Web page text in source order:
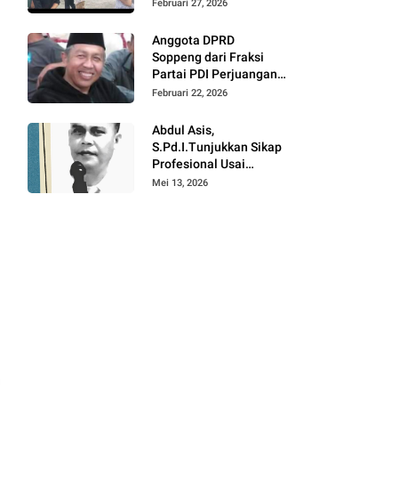
Februari 27, 2026
Anggota DPRD
Soppeng dari Fraksi
Partai PDI Perjuangan
Angkat Bicara Terkait
Pemerintahan Suwardi
Haseng – Selle KS
Dalle
Februari 22, 2026
Abdul Asis,
S.Pd.I.Tunjukkan Sikap
Profesional Usai
Mutasi di Lingkup
Mei 13, 2026